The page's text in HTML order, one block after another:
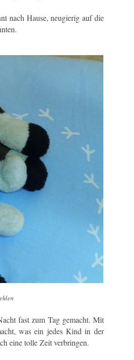
nach Hause, neugierig auf die
fast zum Tag gemacht. Mit
was ein jedes Kind in der
eine tolle Zeit verbringen.